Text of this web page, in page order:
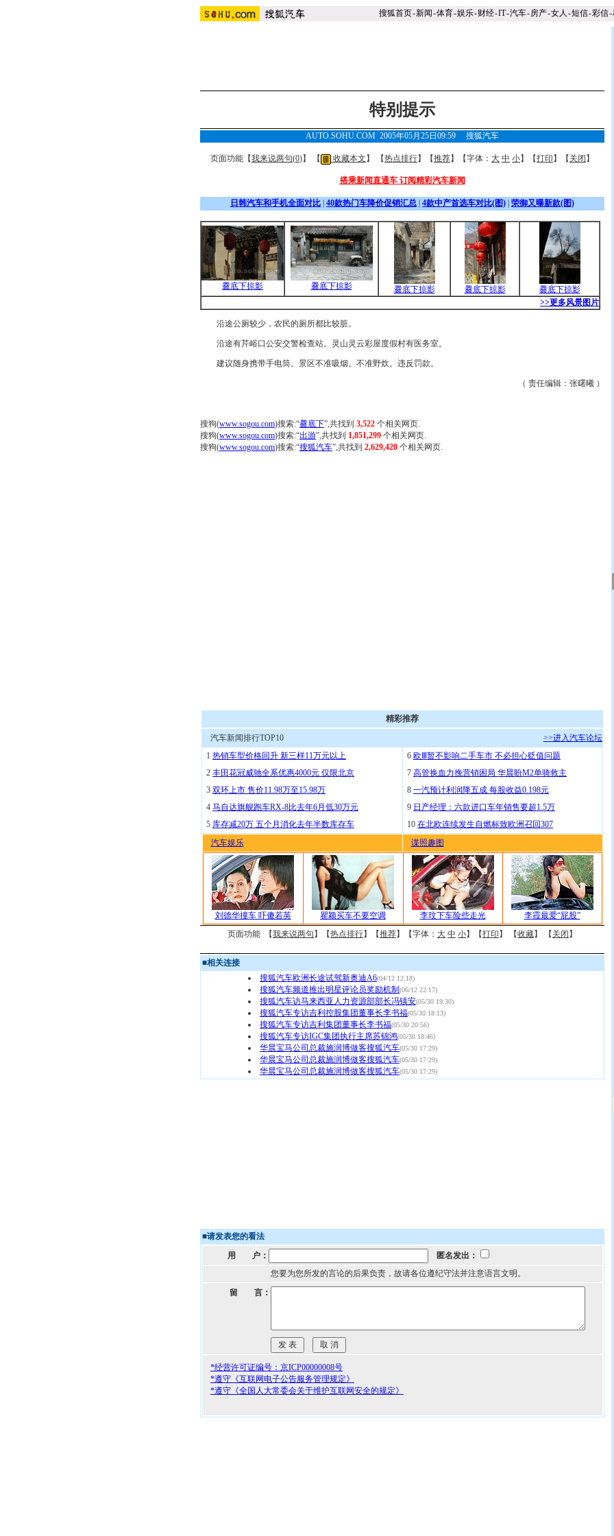
搜狐首页-新闻-体育-娱乐-财经-IT-汽车-房产-女人 -短信-彩信-
特别提示
AUTO.SOHU.COM 2005年05月25日09:59 搜狐汽车
页面功能【我来说两句(0)】 【 收藏本文 】 【热点排行】【推荐】【字体： 大 中 小】【打印 】【 关闭 】
搭乘新闻直通车 订阅精彩汽车新闻
日韩汽车和手机全面对比 40款热门车降价促销汇总 4款中产首选车对比(图) 荣御又曝新款(图)
爨底下掠影 爨底下掠影 爨底下掠影 爨底下掠影
爨底下掠影
>>更多风景图片
沿途公厕较少，农民的厕所都比较脏。
沿途有芹峪口公安交警检查站。灵山灵云彩屋度假村有医务室。
建议随身携带手电筒。景区不准吸烟。不准野炊。违反罚款。
（ 责任编辑：张曙曦 ）
搜狗(www.sogou.com)搜索:“爨底下”,共找到 3,522 个相关网页.
搜狗(www.sogou.com)搜索:“出游”,共找到 1,851,299 个相关网页.
搜狗(www.sogou.com)搜索:“搜狐汽车”,共找到 2,629,420 个相关网页.
精彩推荐
汽车新闻排行TOP10
>>进入汽车论坛
1 热销车型价格回升 新三样11万元以上
2 丰田花冠威驰全系优惠4000元 仅限北京
3 双环上市 售价11.98万至15.98万
4 马自达旗舰跑车RX-8比去年6月低30万元
5 库存减20万 五个月消化去年半数库存车
6 欧Ⅲ暂不影响二手车市 不必担心贬值问题
7 高管换血力挽营销困局 华晨盼M2单骑救主
8 一汽预计利润降五成 每股收益0.198元
9 日产经理：六款进口车年销售要超1.5万
10 在北欧连续发生自燃标致欧洲召回307
汽车娱乐
谍照趣图
刘德华撞车 吓傻若英 瞿颖买车不要空调 李玟下车险些走光
李霞最爱“屁股”
页面功能 【我来说两句 】【热点排行】【推荐】【字体： 大 中 小】【打印 】 【收藏】 【 关闭 】
■相关连接
搜狐汽车欧洲长途试驾新奥迪A6(04/12 12:18)
搜狐汽车频道推出明星评论员奖励机制 (06/12 22:17)
搜狐汽车访马来西亚人力资源部部长冯镇安(05/30 19:30)
搜狐汽车专访吉利控股集团董事长李书福(05/30 18:13)
搜狐汽车专访吉利集团董事长李书福(05/30 20:56)
搜狐汽车专访IGC集团执行主席苏锦鸿(05/30 18:46)
华晨宝马公司总裁施润博做客搜狐汽车(05/30 17:29)
华晨宝马公司总裁施润博做客搜狐汽车(05/30 17:29)
华晨宝马公司总裁施润博做客搜狐汽车(05/30 17:29)
■请发表您的看法
用 户：
匿名发出：
您要为您所发的言论的后果负责，故请各位遵纪守法并注意语言文明。
留 言：
*经营许可证编号：京ICP00000008号
*遵守《互联网电子公告服务管理规定》
*遵守《全国人大常委会关于维护互联网安全的规定》